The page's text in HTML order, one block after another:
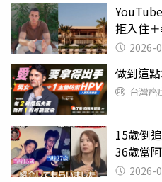
拒入住
2026-
做到這
台灣癌
15歲倒
36歲當
2026-